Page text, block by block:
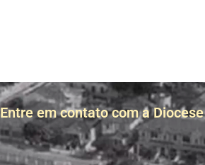
Entre em contato com a Diocese